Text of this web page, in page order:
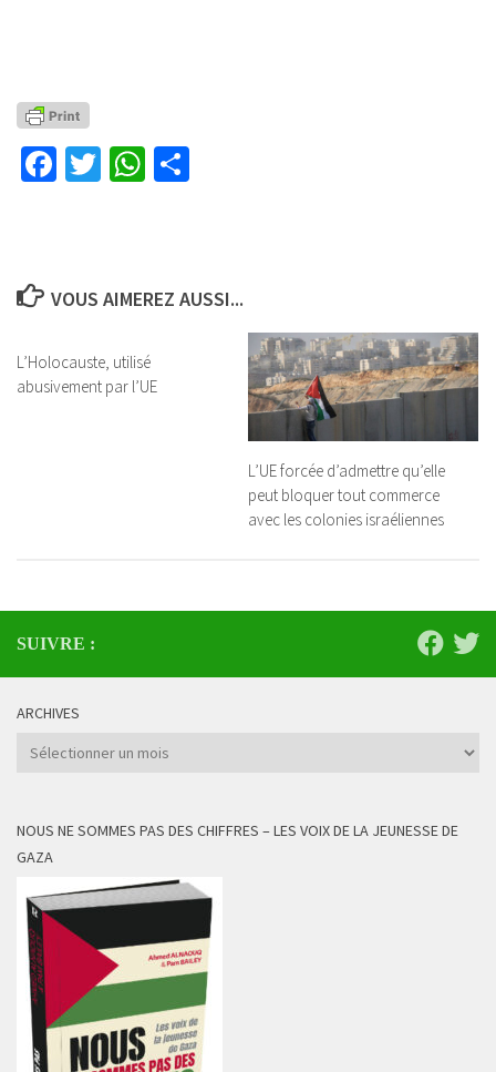
Facebook
TwitterWhatsApp
VOUS AIMEREZ AUSSI...
L’Holocauste, utilisé
abusivement par l’UE
L’UE forcée d’admettre qu’elle
peut bloquer tout commerce
avec les colonies israéliennes
SUIVRE :
ARCHIVES
Archives
NOUS NE SOMMES PAS DES CHIFFRES – LES VOIX DE LA JEUNESSE DE
GAZA